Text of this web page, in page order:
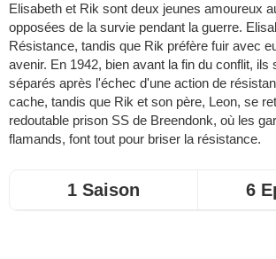
Elisabeth et Rik sont deux jeunes amoureux
opposées de la survie pendant la guerre.
Résistance, tandis que Rik préfère fuir avec
avenir. En 1942, bien avant la fin du conflit, ils
séparés après l'échec d'une action de
cache, tandis que Rik et son père, Leon, se
redoutable prison SS de Breendonk, où les
flamands, font tout pour briser la résistance.
1 Saison 6